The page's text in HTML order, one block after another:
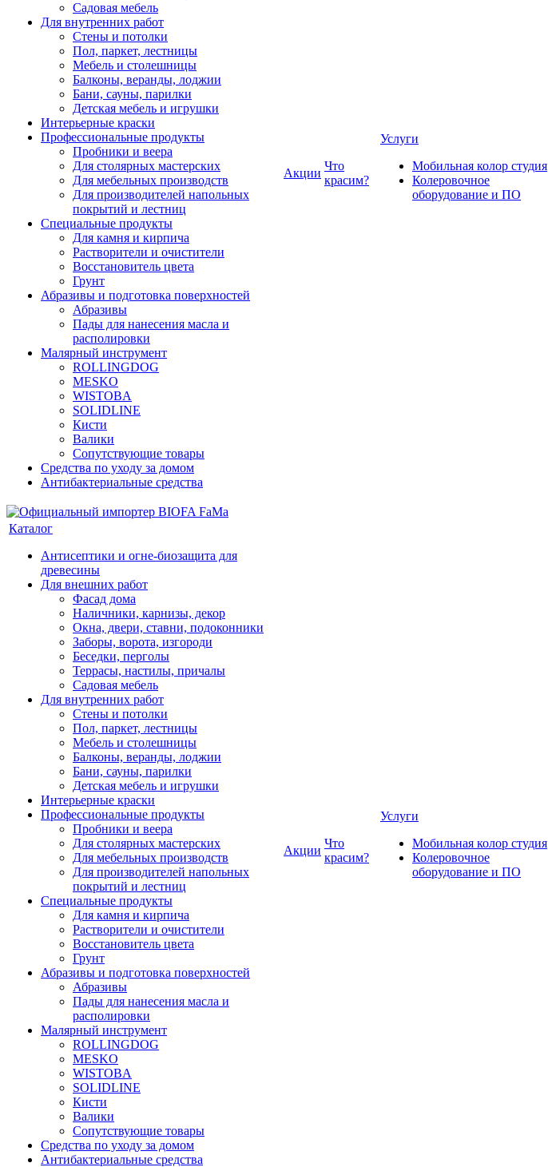
Садовая мебель
Для внутренних работ
Стены и потолки
Пол, паркет, лестницы
Мебель и столешницы
Балконы, веранды, лоджии
Бани, сауны, парилки
Детская мебель и игрушки
Интерьерные краски
Профессиональные продукты
Пробники и веера
Для столярных мастерских
Для мебельных производств
Для производителей напольных
покрытий и лестниц
Специальные продукты
Для камня и кирпича
Растворители и очистители
Восстановитель цвета
Грунт
Абразивы и подготовка поверхностей
Абразивы
Пады для нанесения масла и
располировки
Малярный инструмент
ROLLINGDOG
MESKO
WISTOBA
SOLIDLINE
Кисти
Валики
Сопутствующие товары
Средства по уходу за домом
Антибактериальные средства
Акции
Что
красим?
Услуги
Мобильная колор студия
Колеровочное
оборудование и ПО
Каталог
Антисептики и огне-биозащита для
древесины
Для внешних работ
Фасад дома
Наличники, карнизы, декор
Окна, двери, ставни, подоконники
Заборы, ворота, изгороди
Беседки, перголы
Террасы, настилы, причалы
Садовая мебель
Для внутренних работ
Стены и потолки
Пол, паркет, лестницы
Мебель и столешницы
Балконы, веранды, лоджии
Бани, сауны, парилки
Детская мебель и игрушки
Интерьерные краски
Профессиональные продукты
Пробники и веера
Для столярных мастерских
Для мебельных производств
Для производителей напольных
покрытий и лестниц
Специальные продукты
Для камня и кирпича
Растворители и очистители
Восстановитель цвета
Грунт
Абразивы и подготовка поверхностей
Абразивы
Пады для нанесения масла и
располировки
Малярный инструмент
ROLLINGDOG
MESKO
WISTOBA
SOLIDLINE
Кисти
Валики
Сопутствующие товары
Средства по уходу за домом
Антибактериальные средства
Акции
Что
красим?
Услуги
Мобильная колор студия
Колеровочное
оборудование и ПО